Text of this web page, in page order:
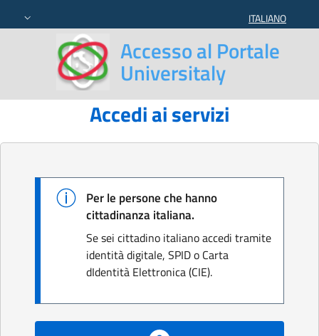
SELEZIONE
ITALIANO
Accesso al Portale
Universitaly
Accedi ai servizi
Per le persone che hanno
cittadinanza italiana.
Se sei cittadino italiano accedi tramite
identità digitale, SPID o Carta
dIdentità Elettronica (CIE).